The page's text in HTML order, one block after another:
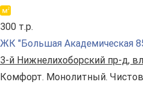
300 т.р.
ЖК "Большая Академическая
3-й Нижнелихоборский пр-д,
Комфорт. Монолитный.